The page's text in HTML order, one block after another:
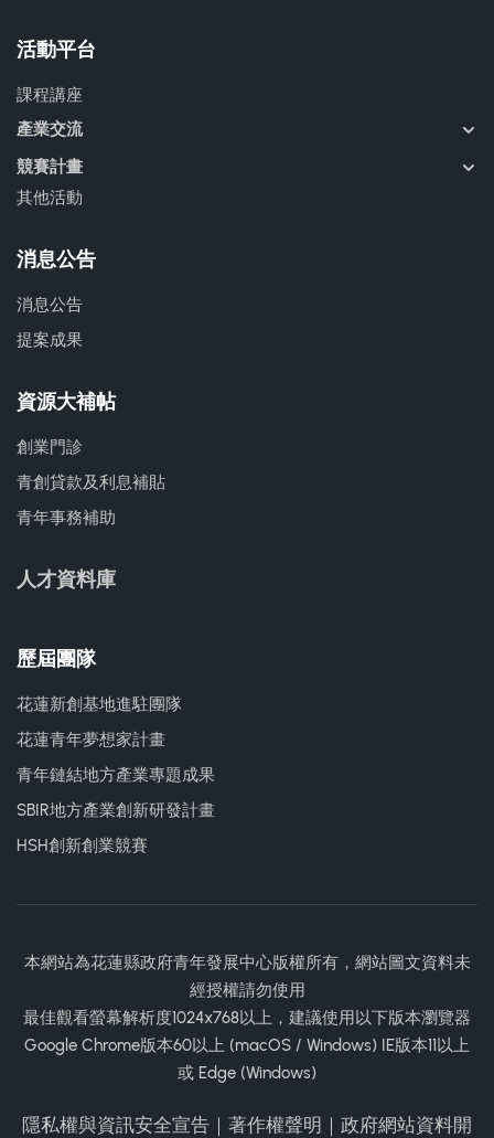
活動平台
課程講座
產業交流
競賽計畫
其他活動
消息公告
消息公告
提案成果
資源大補帖
創業門診
青創貸款及利息補貼
青年事務補助
人才資料庫
歷屆團隊
花蓮新創基地進駐團隊
花蓮青年夢想家計畫
青年鏈結地方產業專題成果
SBIR地方產業創新研發計畫
HSH創新創業競賽
本網站為花蓮縣政府青年發展中心版權所有，網站圖文資料未
經授權請勿使用
最佳觀看螢幕解析度1024x768以上，建議使用以下版本瀏覽器
Google Chrome版本60以上 (macOS / Windows) IE版本11以上
或 Edge (Windows)
隱私權與資訊安全宣告 ｜ 著作權聲明 ｜ 政府網站資料開